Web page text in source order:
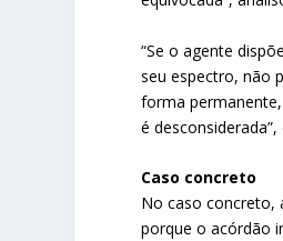
“Se o agente
seu espectro, não
forma
é desconsiderada”,
Caso concreto
No caso concreto,
porque o acórdão